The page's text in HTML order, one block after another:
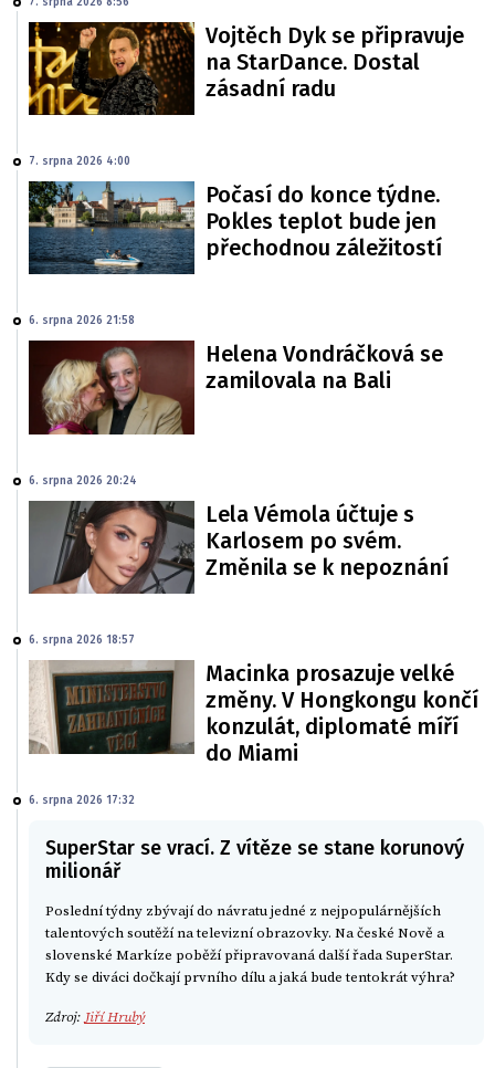
Vojtěch Dyk se připravuje
na StarDance. Dostal
zásadní radu
7. srpna 2026 4:00
Počasí do konce týdne.
Pokles teplot bude jen
přechodnou záležitostí
6. srpna 2026 21:58
Helena Vondráčková se
zamilovala na Bali
6. srpna 2026 20:24
Lela Vémola účtuje s
Karlosem po svém.
Změnila se k nepoznání
6. srpna 2026 18:57
Macinka prosazuje velké
změny. V Hongkongu končí
konzulát, diplomaté míří
do Miami
6. srpna 2026 17:32
SuperStar se vrací. Z vítěze se stane korunový
milionář
Poslední týdny zbývají do návratu jedné z nejpopulárnějších
talentových soutěží na televizní obrazovky. Na české Nově a
slovenské Markíze poběží připravovaná další řada SuperStar.
Kdy se diváci dočkají prvního dílu a jaká bude tentokrát výhra?
Zdroj: Jiří Hrubý